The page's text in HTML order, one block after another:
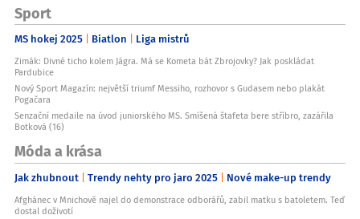
Sport
MS hokej 2025 Biatlon Liga mistrů
Zimák: Divné ticho kolem Jágra. Má se Kometa bát Zbrojovky? Jak poskládat
Pardubice
Nový Sport Magazín: největší triumf Messiho, rozhovor s Gudasem nebo plakát
Pogačara
Senzační medaile na úvod juniorského MS. Smíšená štafeta bere stříbro, zazářila
Botková (16)
Móda a krása
Jak zhubnout Trendy nehty pro jaro 2025 Nové make-up trendy
Afghánec v Mnichově najel do demonstrace odborářů, zabil matku s batoletem. Teď
dostal doživotí